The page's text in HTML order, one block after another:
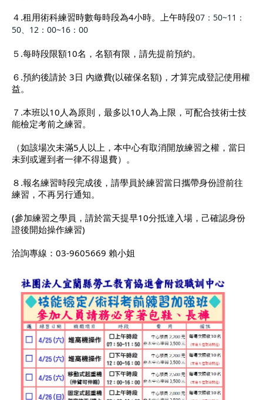
４.租用術科練習時數每時段為4小時。上午時段07：50~11：
50、12：00~16：00
５.每時段限額10名，名額有限，請先提前預約。
６.預約後請於 3日 內繳費(以確保名額)，才算完成登記使用權
益。
７.本班以10人為原則，最多以10人為上限，可配合技術士技
能檢定考前之練習。
（如該場次未滿5人以上，本中心有取消開放練習之權，當日
未到或遲到者一律不得退費）。
８.報名練習時段完成後，請學員於練習當日攜帶身份證前往
練習，不再另行通知。
(參加練習之學員，請於當天提早10分抵達入場，己確認身份
證後開始操作練習)
洽詢專線：03-9605669 賴小姐